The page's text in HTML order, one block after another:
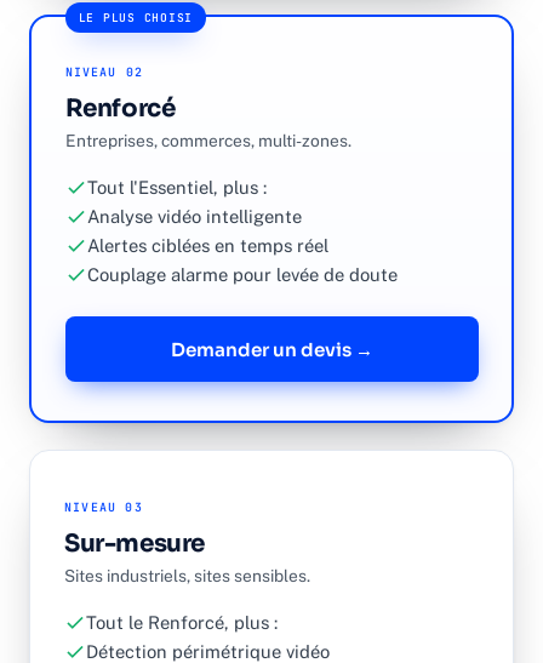
LE PLUS CHOISI
NIVEAU 02
Renforcé
Entreprises, commerces, multi-zones.
Tout l'Essentiel, plus :
Analyse vidéo intelligente
Alertes ciblées en temps réel
Couplage alarme pour levée de doute
Demander un devis →
NIVEAU 03
Sur-mesure
Sites industriels, sites sensibles.
Tout le Renforcé, plus :
Détection périmétrique vidéo